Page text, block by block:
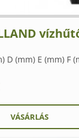
D (mm) E (mm) F